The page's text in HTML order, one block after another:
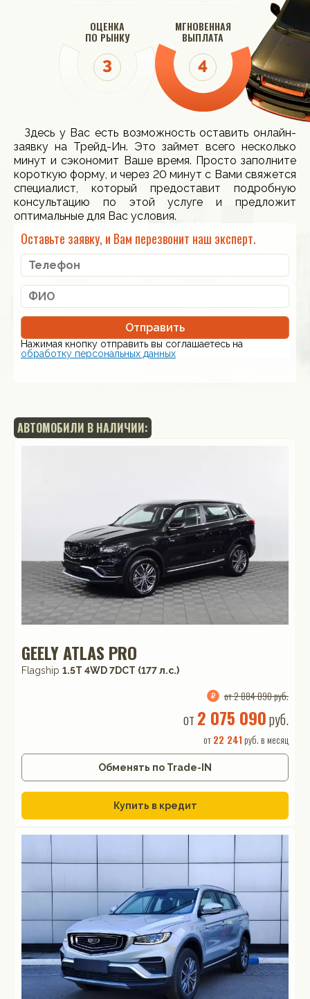
ОЦЕНКА
ПО РЫНКУ
МГНОВЕННАЯ
ВЫПЛАТА
Здесь у Вас есть возможность оставить онлайн-
заявку на Трейд-Ин. Это займет всего несколько
минут и сэкономит Ваше время. Просто заполните
короткую форму, и через 20 минут с Вами свяжется
специалист, который предоставит подробную
консультацию по этой услуге и предложит
оптимальные для Вас условия.
Оставьте заявку, и Вам перезвонит наш эксперт.
Отправить
Нажимая кнопку отправить вы соглашаетесь на
обработку персональных данных
АВТОМОБИЛИ В НАЛИЧИИ:
GEELY ATLAS PRO
Flagship 1.5T 4WD 7DCT (177 л.с.)
от 2 884 090 руб.
от 2 075 090руб.
от22 241 руб. в месяц
Обменять по Trade-IN
Купить в кредит